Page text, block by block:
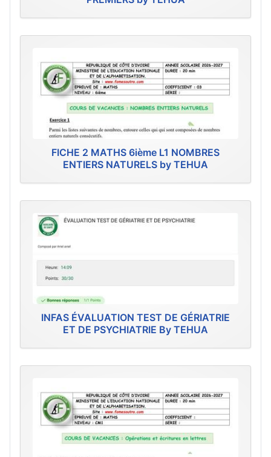
FICHE 2 MATHS 6ième L1 NOMBRES
ENTIERS NATURELS by TEHUA
INFAS ÉVALUATION TEST DE GÉRIATRIE
ET DE PSYCHIATRIE By TEHUA